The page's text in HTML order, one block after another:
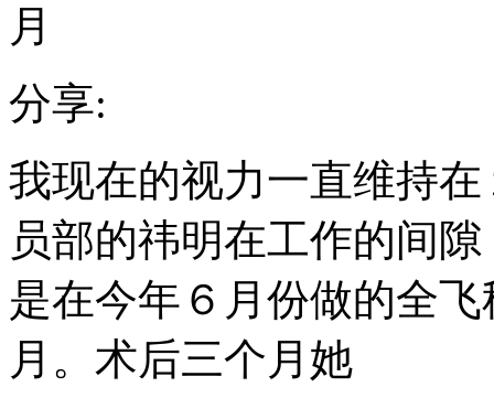
月
分享:
我现在的视力一直维持
员部的祎明在工作的间
是在今年６月份做的全
月。术后三个月她